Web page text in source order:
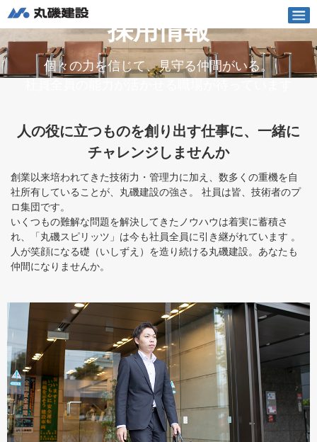
English Vietnamese
採用情報
お知らせ
丸磯われら
採用情報
個々の力を信じて、見守る仲間がいる。
人の役に立つものを創り出す仕事に、一緒に
チャレンジしませんか
創業以来培われてきた技術力・管理力に加え、数多くの重機を自
社所有していることが、丸磯建設の強さ。 社員は皆、技術者のプ
ロ集団です。
いくつもの難解な問題を解決してきたノウハウは着実に蓄積さ
れ、「丸磯スピリッツ」は今も社員全員に引き継がれています 。
人が笑顔になる礎（いしずえ）を造り続ける丸磯建設。あなたも
仲間になりませんか。